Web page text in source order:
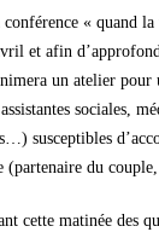
« quand
et afin
un atelier
sociales,
susceptibles
du
cette matinée des